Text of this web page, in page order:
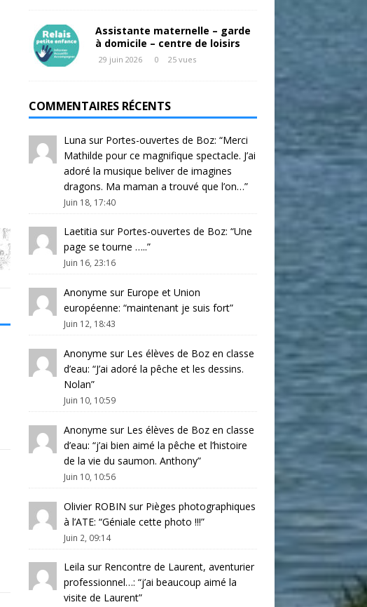
Assistante maternelle – garde
à domicile – centre de loisirs
29 juin 2026 0 25 vues
COMMENTAIRES RÉCENTS
Luna sur Portes-ouvertes de Boz: “Merci
Mathilde pour ce magnifique spectacle. J’ai
adoré la musique beliver de imagines
dragons. Ma maman a trouvé que l’on…”
Juin 18, 17:40
Laetitia sur Portes-ouvertes de Boz: “Une
page se tourne …..”
Juin 16, 23:16
Anonyme sur Europe et Union
européenne: “maintenant je suis fort”
Juin 12, 18:43
Anonyme sur Les élèves de Boz en classe
d’eau: “J’ai adoré la pêche et les dessins.
Nolan”
Juin 10, 10:59
Anonyme sur Les élèves de Boz en classe
d’eau: “j’ai bien aimé la pêche et l’histoire
de la vie du saumon. Anthony”
Juin 10, 10:56
Olivier ROBIN sur Pièges photographiques
à l’ATE: “Géniale cette photo !!!”
Juin 2, 09:14
Leila sur Rencontre de Laurent, aventurier
professionnel…: “j’ai beaucoup aimé la
visite de Laurent”